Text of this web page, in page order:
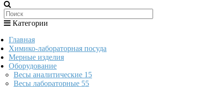
Категории
Главная
Химико-лабораторная посуда
Мерные изделия
Оборудование
Весы аналитические 15
Весы лабораторные 55